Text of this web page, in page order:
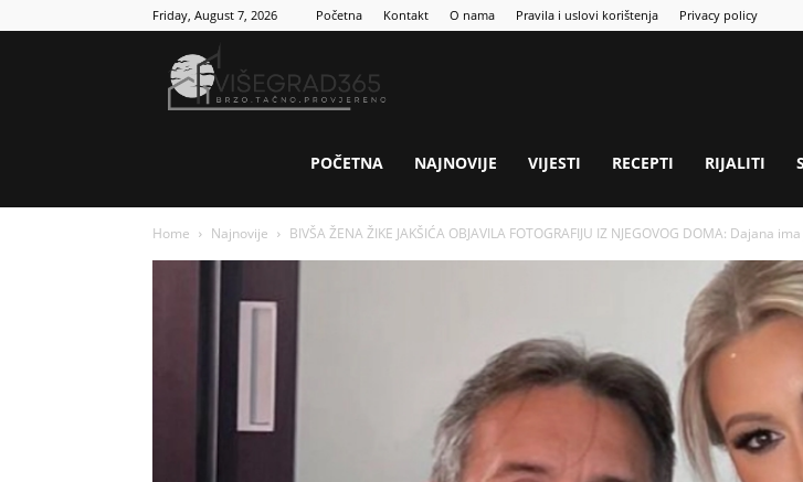
Friday, August 7, 2026 Početna Kontakt O nama Pravila i uslovi korištenja Privacy policy
365
POČETNA NAJNOVIJE VIJESTI RECEPTI RIJALITI
Home Najnovije BIVŠA ŽENA ŽIKE JAKŠIĆA OBJAVILA FOTOGRAFIJU IZ NJEGOVOG DOMA: Dajana